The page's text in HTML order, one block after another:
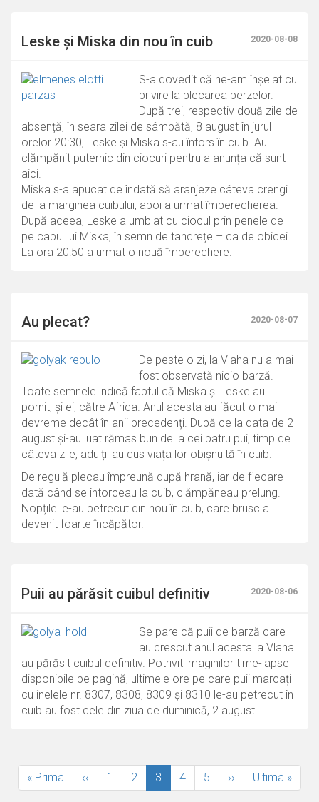
Leske și Miska din nou în cuib 2020-08-08
S-a dovedit că ne-am înșelat cu
privire la plecarea berzelor.
După trei, respectiv două zile de
absență, în seara zilei de sâmbătă, 8 august în jurul
orelor 20:30, Leske și Miska s-au întors în cuib. Au
clămpănit puternic din ciocuri pentru a anunța că sunt
aici.
Miska s-a apucat de îndată să aranjeze câteva crengi
de la marginea cuibului, apoi a urmat împerecherea.
După aceea, Leske a umblat cu ciocul prin penele de
pe capul lui Miska, în semn de tandrețe – ca de obicei.
La ora 20:50 a urmat o nouă împerechere.
Au plecat? 2020-08-07
De peste o zi, la Vlaha nu a mai
fost observată nicio barză.
Toate semnele indică faptul că Miska și Leske au
pornit, și ei, către Africa. Anul acesta au făcut-o mai
devreme decât în anii precedenți. După ce la data de 2
august și-au luat rămas bun de la cei patru pui, timp de
câteva zile, adulții au dus viața lor obișnuită în cuib.
De regulă plecau împreună după hrană, iar de fiecare
dată când se întorceau la cuib, clămpăneau prelung.
Nopțile le-au petrecut din nou în cuib, care brusc a
devenit foarte încăpător.
Puii au părăsit cuibul definitiv 2020-08-06
Se pare că puii de barză care
au crescut anul acesta la Vlaha
au părăsit cuibul definitiv. Potrivit imaginilor time-lapse
disponibile pe pagină, ultimele ore pe care puii marcați
cu inelele nr. 8307, 8308, 8309 și 8310 le-au petrecut în
cuib au fost cele din ziua de duminică, 2 august.
Paginare
Prima
pagină
« Prima
Pagina
anterioară
‹‹ Page
1 Page
2
Pagina
curentă
3 Page
4 Page
5
Pagina
următoare
››
Ultima
pagină
Ultima »